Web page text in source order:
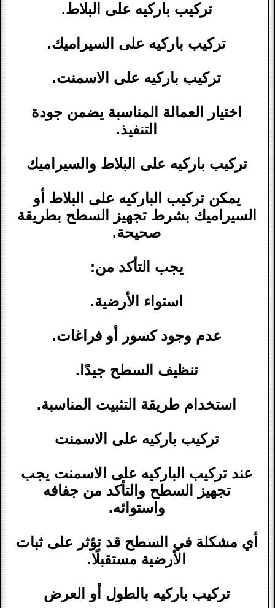
تركيب باركيه على البلاط.
تركيب باركيه على السيراميك.
تركيب باركيه على الاسمنت.
اختيار العمالة المناسبة يضمن جودة
التنفيذ.
تركيب باركيه على البلاط والسيراميك
يمكن تركيب الباركيه على البلاط أو
السيراميك بشرط تجهيز السطح بطريقة
صحيحة.
يجب التأكد من:
استواء الأرضية.
عدم وجود كسور أو فراغات.
تنظيف السطح جيدًا.
استخدام طريقة التثبيت المناسبة.
تركيب باركيه على الاسمنت
عند تركيب الباركيه على الاسمنت يجب
تجهيز السطح والتأكد من جفافه
واستوائه.
أي مشكلة في السطح قد تؤثر على ثبات
الأرضية مستقبلًا.
تركيب باركيه بالطول أو العرض